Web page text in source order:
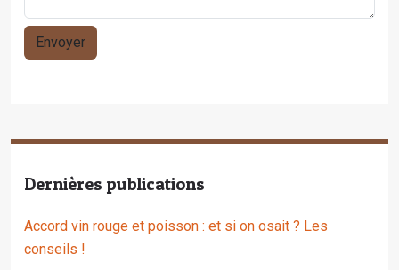
Dernières publications
Accord vin rouge et poisson : et si on osait ? Les
conseils !